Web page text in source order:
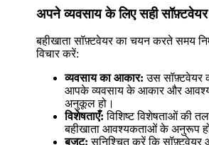
अपने व्यवसाय के लिए सही
बहीखाता सॉफ़्टवेयर का चयन करते समय
विचार करें:
व्यवसाय का आकार: उस सॉफ़्टवेयर
आपके व्यवसाय के आकार और
अनुकूल हो।
विशेषताएँ: विशिष्ट विशेषताओं की
बहीखाता आवश्यकताओं के अनुरूप
बजट: सुनिश्चित करें कि सॉफ़्टवेयर